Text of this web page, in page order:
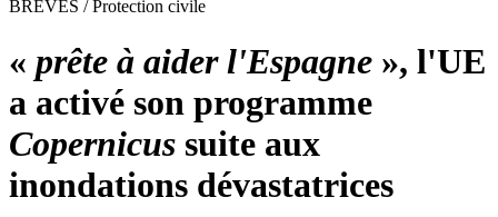
BRÈVES / Protection civile
« prête à aider l'Espagne », l'UE
a activé son programme
Copernicus suite aux
inondations dévastatrices